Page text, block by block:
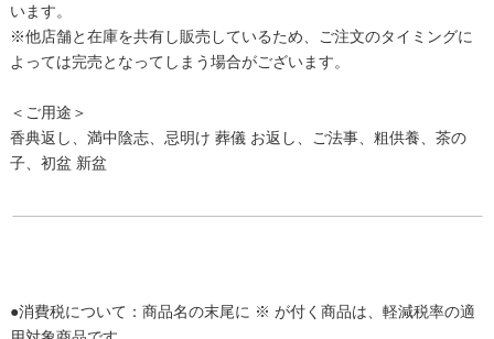
います。
※他店舗と在庫を共有し販売しているため、ご注文のタイミングに
よっては完売となってしまう場合がございます。
＜ご用途＞
香典返し、満中陰志、忌明け 葬儀 お返し、ご法事、粗供養、茶の
子、初盆 新盆
●消費税について：商品名の末尾に ※ が付く商品は、軽減税率の適